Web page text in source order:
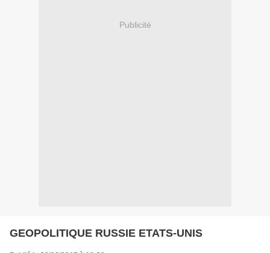
Publicité
GEOPOLITIQUE RUSSIE ETATS-UNIS